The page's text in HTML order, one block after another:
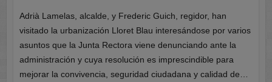
Adrià Lamelas, alcalde, y Frederic Guich, regidor, han
visitado la urbanización Lloret Blau interesándose por varios
asuntos que la Junta Rectora viene denunciando ante la
administración y cuya resolución es imprescindible para
mejorar la convivencia, seguridad ciudadana y calidad de…